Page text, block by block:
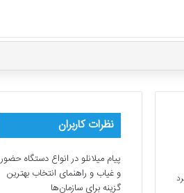
نظرات کاربران
پیام میلانلو درانواع دستگاه حضور
و غیاب و راهنمای انتخاب بهترین
گزینه برای سازمان‌ها